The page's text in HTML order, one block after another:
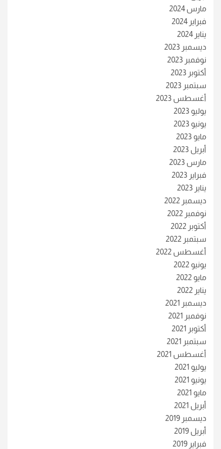
مارس 2024
فبراير 2024
يناير 2024
ديسمبر 2023
نوفمبر 2023
أكتوبر 2023
سبتمبر 2023
أغسطس 2023
يوليو 2023
يونيو 2023
مايو 2023
أبريل 2023
مارس 2023
فبراير 2023
يناير 2023
ديسمبر 2022
نوفمبر 2022
أكتوبر 2022
سبتمبر 2022
أغسطس 2022
يونيو 2022
مايو 2022
يناير 2022
ديسمبر 2021
نوفمبر 2021
أكتوبر 2021
سبتمبر 2021
أغسطس 2021
يوليو 2021
يونيو 2021
مايو 2021
أبريل 2021
ديسمبر 2019
أبريل 2019
فبراير 2019